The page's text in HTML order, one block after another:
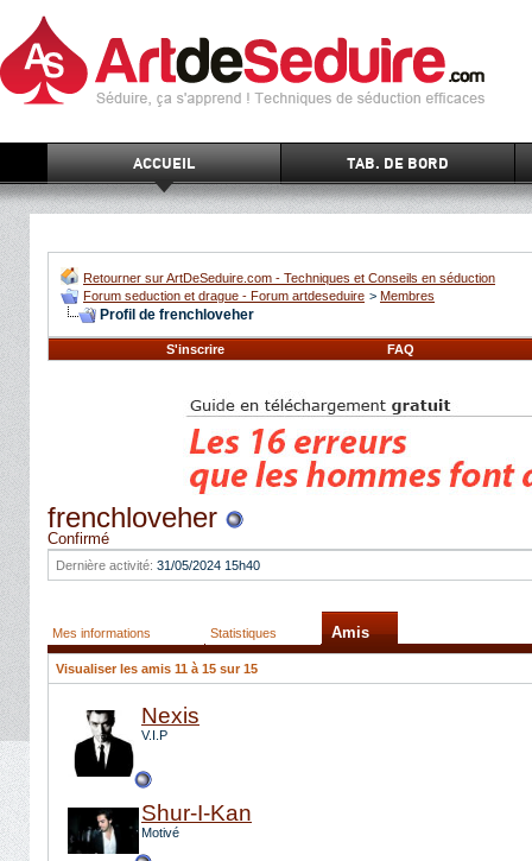
ACCUEIL TAB. DE BORD
Retourner sur ArtDeSeduire.com - Techniques et Conseils en séduction
Forum seduction et drague - Forum artdeseduire > Membres
Profil de frenchloveher
S'inscrire FAQ
frenchloveher
Confirmé
Dernière activité: 31/05/2024 15h40
Mes informations Statistiques Amis
Visualiser les amis 11 à 15 sur 15
Nexis
V.I.P
Shur-I-Kan
Motivé